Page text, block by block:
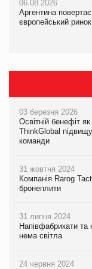
06.08.2026
Аргентина
європейський ринок
06.08.2026
Аргентина
європейський ринок
06.08.2026
Аргентина
європейський ринок
03 березня 2026
Освітній бенефіт
ThinkGlobal
команди
31 жовтня 2024
Компанія Rarog
бронеплити
31 липня 2024
Напівфабрикати та
нема світла
24 червня 2024